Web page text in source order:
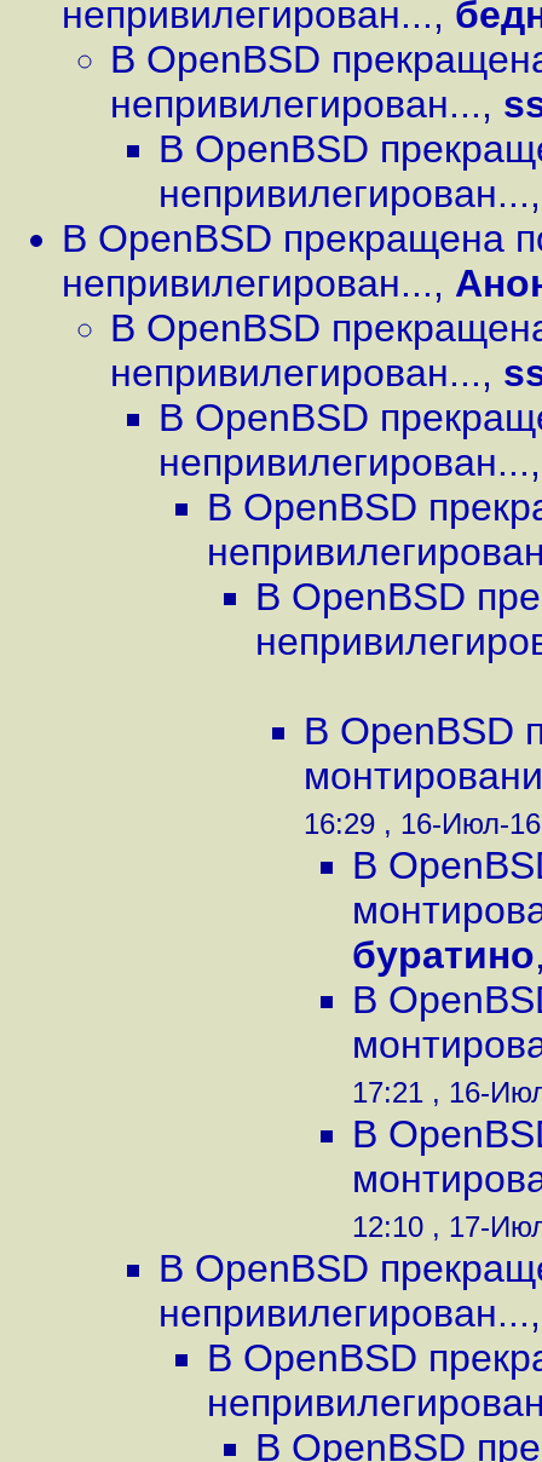
непривилегирован...,
В OpenBSD
непривилегирован...,
В OpenBSD
непривилегирован...
В OpenBSD прекращена
непривилегирован...,
В OpenBSD
непривилегирован...,
В OpenBSD
непривилегирован...
В OpenBSD
В OpenBSD
В OpenBSD
16:29 , 16-Июл-
В
буратино
В
17:21 , 16-
В
12:10 , 17-
В OpenBSD
непривилегирован...
В OpenBSD
В OpenBSD